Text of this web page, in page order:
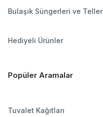
Bulaşık Süngerleri ve Teller
Hediyeli Ürünler
Popüler Aramalar
Tuvalet Kağıtları